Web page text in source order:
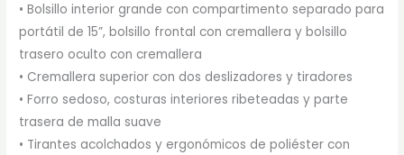
• Bolsillo interior grande con compartimento separado para
portátil de 15”, bolsillo frontal con cremallera y bolsillo
trasero oculto con cremallera
• Cremallera superior con dos deslizadores y tiradores
• Forro sedoso, costuras interiores ribeteadas y parte
trasera de malla suave
• Tirantes acolchados y ergonómicos de poliéster con